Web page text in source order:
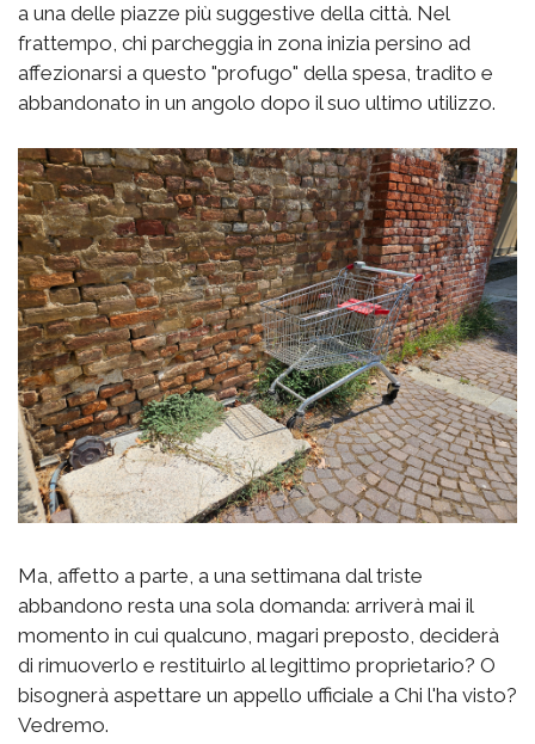
a una delle piazze più suggestive della città. Nel
frattempo, chi parcheggia in zona inizia persino ad
affezionarsi a questo "profugo" della spesa, tradito e
abbandonato in un angolo dopo il suo ultimo utilizzo.
Ma, affetto a parte, a una settimana dal triste
abbandono resta una sola domanda: arriverà mai il
momento in cui qualcuno, magari preposto, deciderà
di rimuoverlo e restituirlo al legittimo proprietario? O
bisognerà aspettare un appello ufficiale a Chi l'ha visto?
Vedremo.